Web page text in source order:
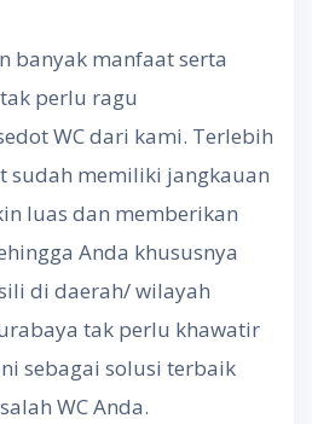
banyak manfaat serta
perlu ragu
WC dari kami. Terlebih
sudah memiliki jangkauan
luas dan memberikan
Anda khususnya
di daerah/ wilayah
tak perlu khawatir
sebagai solusi terbaik
WC Anda.